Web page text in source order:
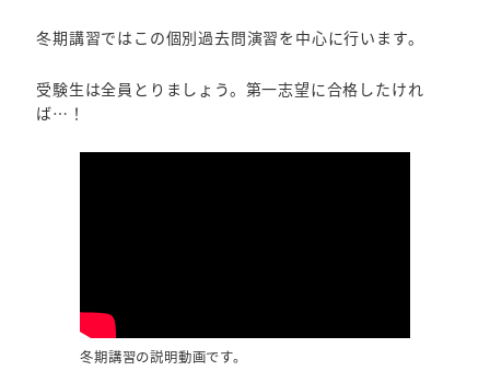
冬期講習ではこの個別過去問演習を中心に行います。
受験生は全員とりましょう。第一志望に合格したけれ
ば…！
冬期講習の説明動画です。